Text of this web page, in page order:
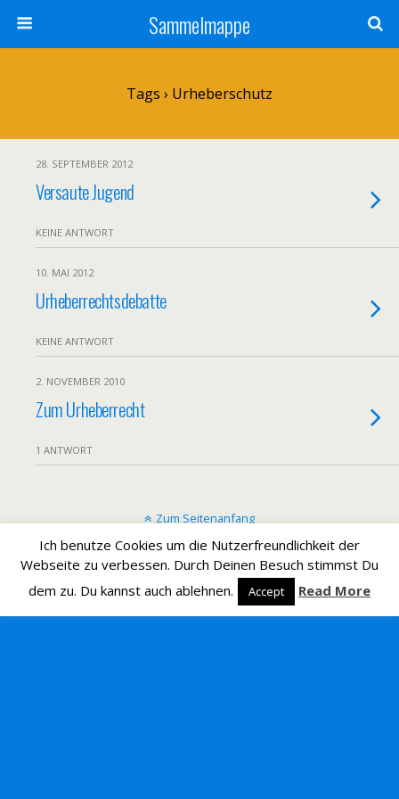
Sammelmappe
Tags › Urheberschutz
28. SEPTEMBER 2012
Versaute Jugend
KEINE ANTWORT
10. MAI 2012
Urheberrechtsdebatte
KEINE ANTWORT
2. NOVEMBER 2010
Zum Urheberrecht
1 ANTWORT
Zum Seitenanfang
Mobil Desktop
Ich benutze Cookies um die Nutzerfreundlichkeit der
Webseite zu verbessen. Durch Deinen Besuch stimmst Du
dem zu. Du kannst auch ablehnen.
Accept Read More